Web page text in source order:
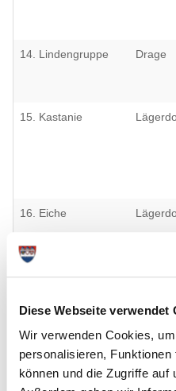
Diese Webseite verwendet
Wir verwenden Cookies,
personalisieren,
können und die Zugriffe auf
14. Lindengruppe Drage
15. Kastanie
16. Eiche
18. Eiche Fitzbek